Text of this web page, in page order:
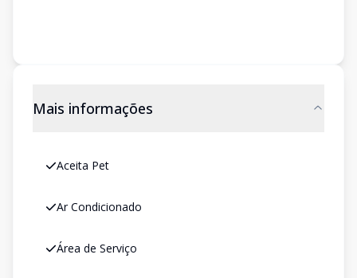
Mais informações
Aceita Pet
Ar Condicionado
Área de Serviço